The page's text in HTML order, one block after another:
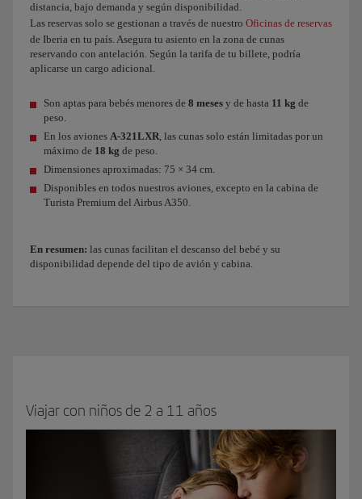
distancia, bajo demanda y según disponibilidad.
Las reservas solo se gestionan a través de nuestro Oficinas de reservas
de Iberia en tu país. Asegura tu asiento en la zona de cunas
reservando con antelación. Según la tarifa de tu billete, podría
aplicarse un cargo adicional.
Son aptas para bebés menores de 8 meses y de hasta 11 kg de
peso.
En los aviones A-321LXR, las cunas solo están limitadas por un
máximo de 18 kg de peso.
Dimensiones aproximadas: 75 × 34 cm.
Disponibles en todos nuestros aviones, excepto en la cabina de
Turista Premium del Airbus A350.
En resumen: las cunas facilitan el descanso del bebé y su
disponibilidad depende del tipo de avión y cabina.
Viajar con niños de 2 a 11 años